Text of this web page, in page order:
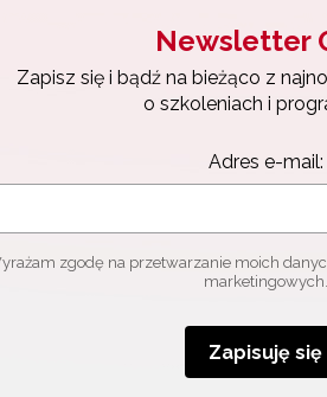
Newsletter
Zapisz się i bądź na bieżąco z
o szkoleniach i
Adres e-mail:
zgodę na przetwarzanie moich
marketingowych.
Zapisuję się